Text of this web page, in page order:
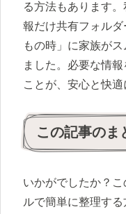
る方法もあります
報だけ共有フォル
もの時」に家族が
ました。必要な情
ことが、安心と快適
この記事のま
いかがでしたか？
ルで簡単に整理する